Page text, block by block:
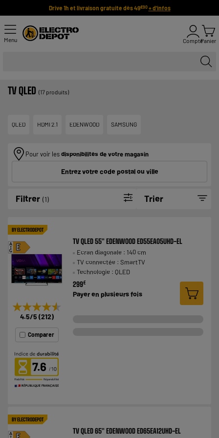
Drive 1h et livraison gratuite dès 49€90 + d'infos
Menu ComptePanier
TV QLED (17 produits)
QLED HDMI 2.1 EDENWOOD SAMSUNG
Pour voir lesdisponibilités de votre magasin
Entrez votre code postal ou ville
Filtrer (1) Trier
BY ELECTRODEPOT
E
A
G
★★★★★
★★★★★
4.5/5 (212)
Comparer
7.6
TV QLED 55" EDENWOOD ED55EA05UHD-EL
Ecran diagonale : 140 cm
TV connectée : SmartTV
Technologie : QLED
299€
Payer en plusieurs fois
BY ELECTRODEPOT
A TV QLED 65" EDENWOOD ED65EA12UHD-EL